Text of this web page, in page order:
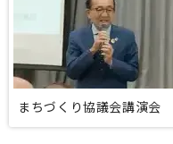
まちづくり協議会講演会